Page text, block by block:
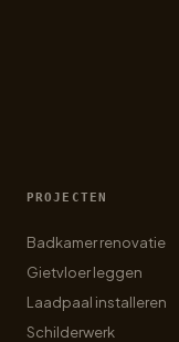
PROJECTEN
Badkamer renovatie
Gietvloer leggen
Laadpaal installeren
Schilderwerk